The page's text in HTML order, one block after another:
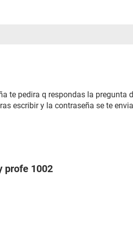
te pedira q respondas la pregunta
escribir y la contraseña se te
profe 1002